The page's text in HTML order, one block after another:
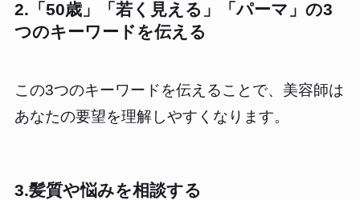
2.「50歳」「若く見える」「パーマ」の3
つのキーワードを伝える
この3つのキーワードを伝えることで、美容師は
あなたの要望を理解しやすくなります。
3.髪質や悩みを相談する